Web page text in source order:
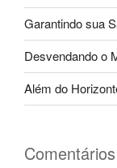
Garantindo sua
Desvendando o
Além do
Comentários